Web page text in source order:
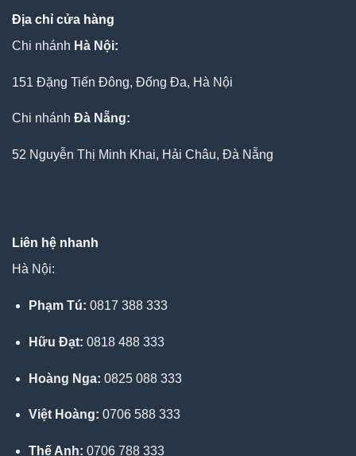
Địa chỉ cửa hàng
Chi nhánh Hà Nội:
151 Đặng Tiến Đông, Đống Đa, Hà Nội
Chi nhánh Đà Nẵng:
52 Nguyễn Thị Minh Khai, Hải Châu, Đà Nẵng
Liên hệ nhanh
Hà Nội:
Phạm Tú: 0817 388 333
Hữu Đạt: 0818 488 333
Hoàng Nga: 0825 088 333
Việt Hoàng: 0706 588 333
Thế Anh: 0706 788 333